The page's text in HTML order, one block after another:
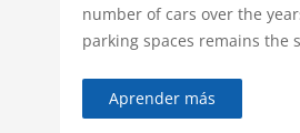
number of cars over the
parking spaces remains the
illegal parking cases. Due to
policy and safely awareness,
Aprender más